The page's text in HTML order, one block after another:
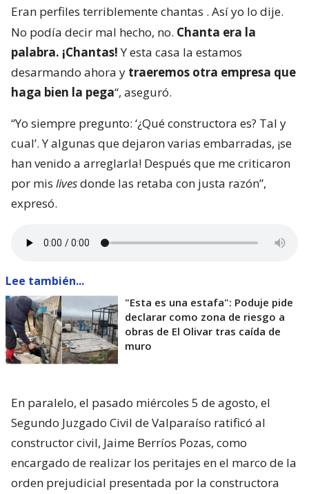
Eran perfiles terriblemente chantas . Así yo lo dije.
No podía decir mal hecho, no. Chanta era la
palabra. ¡Chantas!Y esta casa la estamos
desarmando ahora y traeremos otra empresa que
haga bien la pega“, aseguró.
“Yo siempre pregunto: ‘¿Qué constructora es? Tal y
cual’. Y algunas que dejaron varias embarradas, ¡se
han venido a arreglarla! Después que me criticaron
por mis livesdonde las retaba con justa razón”,
expresó.
Lee también...
"Esta es una estafa": Poduje pide
declarar como zona de riesgo a
obras de El Olivar tras caída de
muro
En paralelo, el pasado miércoles 5 de agosto, el
Segundo Juzgado Civil de Valparaíso ratificó al
constructor civil, Jaime Berríos Pozas, como
encargado de realizar los peritajes en el marco de la
orden prejudicial presentada por la constructora